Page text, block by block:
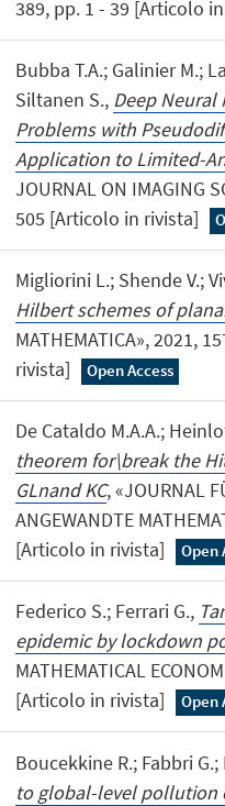
389, pp. 1 - 39 [Articolo
Bubba T.A.; Galinier M.;
Siltanen S., Deep Neural
Problems with
Application to Limited-
JOURNAL ON IMAGING
505 [Articolo in rivista]
Migliorini L.; Shende V.;
Hilbert schemes of
MATHEMATICA», 2021,
rivista]
Open Access
De Cataldo M.A.A.;
theorem for\break the
GLnand KC, «JOURNAL
ANGEWANDTE
[Articolo in rivista]
Open
Federico S.; Ferrari G.,
epidemic by lockdown
MATHEMATICAL
[Articolo in rivista]
Open
Boucekkine R.; Fabbri G.;
to global-level pollution